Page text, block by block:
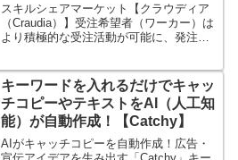
スキルシェアマーケット【クラウディア
（Craudia）】受注希望者（ワーカー）は
より積極的な受注活動が可能に、発注希
ました。双方にとって優しいプラットフ
ォームを提供しています。
キーワードを入れるだけでキャッ
チコピーやテキストをAI（人工知
能）が自動作成！【Catchy】
AIがキャッチコピーを自動作成！広告・